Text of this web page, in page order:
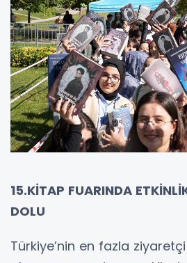
15.KİTAP FUARINDA
DOLU
Türkiye’nin en fazla